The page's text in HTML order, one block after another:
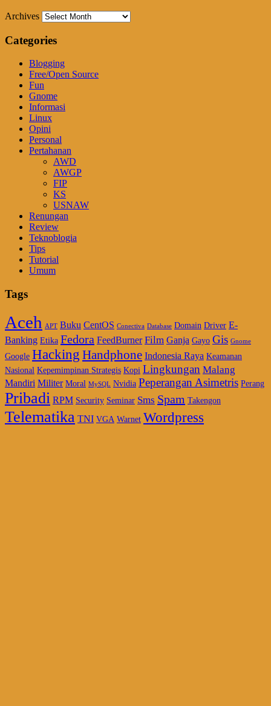
Archives
Categories
Blogging
Free/Open Source
Fun
Gnome
Informasi
Linux
Opini
Personal
Pertahanan
AWD
AWGP
FIP
KS
USNAW
Renungan
Review
Teknoblogia
Tips
Tutorial
Umum
Tags
Aceh APT Buku CentOS Conectiva Database Domain Driver E-
Banking Etika Fedora FeedBurner Film Ganja Gayo Gis Gnome
Google Hacking Handphone Indonesia Raya Keamanan
Nasional Kepemimpinan Strategis Kopi Lingkungan Malang
Mandiri Militer Moral MySQL Nvidia Peperangan Asimetris Perang
Pribadi RPM Security Seminar Sms Spam Takengon
Telematika TNI VGA Warnet Wordpress